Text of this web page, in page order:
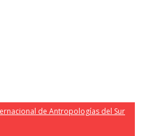
de Antropologías del Sur